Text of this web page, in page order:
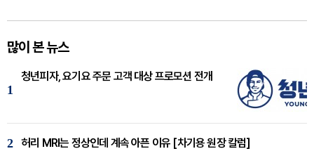
많이 본 뉴스
1
청년피자, 요기요 주문 고객 대상 프로모션 전개
2 허리 MRI는 정상인데 계속 아픈 이유 [차기용 원장 칼럼]